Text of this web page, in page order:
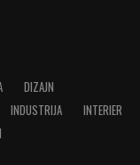
DIZAJN
INDUSTRIJA
INTERIER